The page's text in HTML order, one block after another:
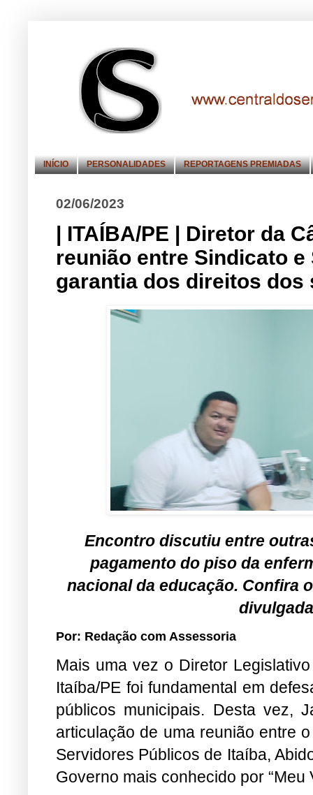
INÍCIO PERSONALIDADES REPORTAGENS PREMIADAS
02/06/2023
| ITAÍBA/PE | Diretor da
reunião entre Sindicato
garantia dos direitos
Encontro discutiu entre
pagamento do piso da
nacional da educação. Confira
Por: Redação com Assessoria
Mais uma vez o Diretor
Itaíba/PE foi fundamental em
públicos municipais. Desta vez,
articulação de uma reunião entre
Servidores Públicos de Itaíba,
Governo mais conhecido por